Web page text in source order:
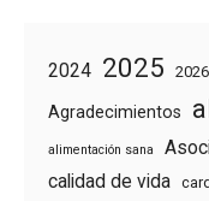
2024 2025 2026
Agradecimientos
alimentación sana
calidad de vida